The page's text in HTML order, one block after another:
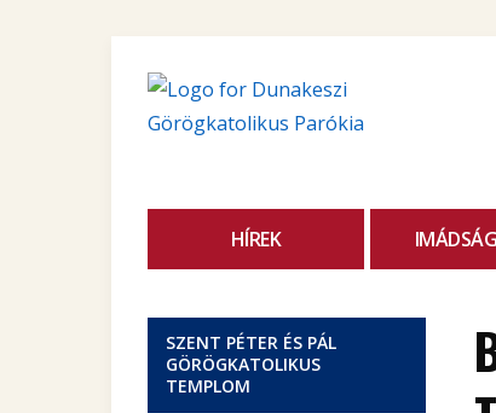
HÍREK
SZENT PÉTER ÉS PÁL
GÖRÖGKATOLIKUS
TEMPLOM